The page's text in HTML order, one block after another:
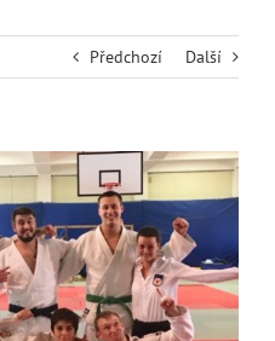
Předchozí Další